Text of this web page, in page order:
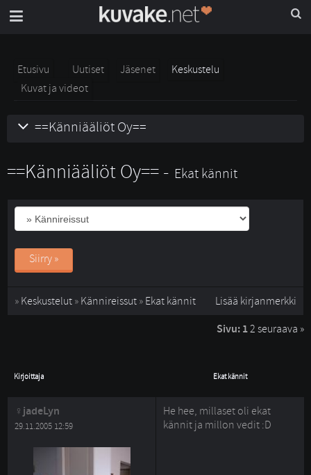
Etusivu Uutiset Jäsenet
Keskustelu
Kuvat ja videot
==Känniääliöt Oy==
==Känniääliöt Oy== - Ekat kännit
Siirry »
Lisää kirjanmerkki
» Keskustelut » Kännireissut » Ekat kännit
Sivu:12 seuraava »
Kirjoittaja Ekat kännit
jadeLyn
29.11.2005 12:59
He hee, millaset oli ekat
kännit ja millon vedit :D